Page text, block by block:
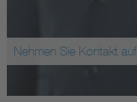
Nehmen Sie Kontakt auf